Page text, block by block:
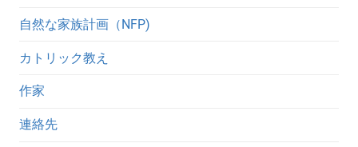
自然な家族計画（NFP)
カトリック教え
作家
連絡先